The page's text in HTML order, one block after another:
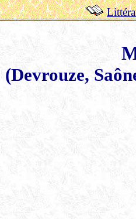
(Devrouze,